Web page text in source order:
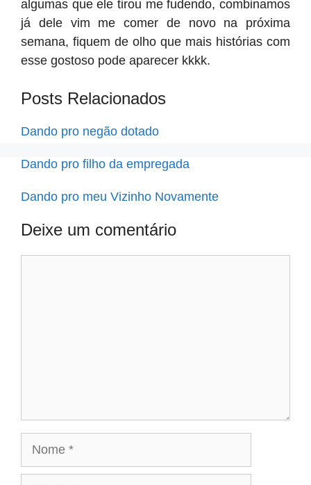
algumas que ele tirou me fudendo, combinamos
já dele vim me comer de novo na próxima
semana, fiquem de olho que mais histórias com
esse gostoso pode aparecer kkkk.
Posts Relacionados
Dando pro negão dotado
Dando pro filho da empregada
Dando pro meu Vizinho Novamente
Deixe um comentário